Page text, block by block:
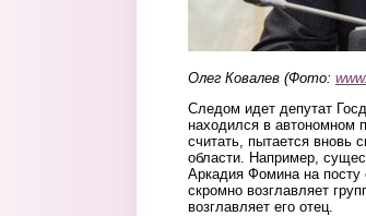
Олег Ковалев (Фото:
Следом идет депутат
находился в автономном
считать, пытается вновь
области. Например,
Аркадия Фомина на
скромно возглавляет
возглавляет его отец.